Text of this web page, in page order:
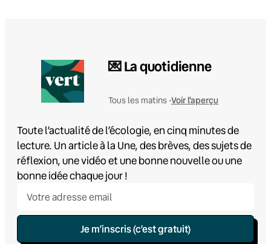
💌 La quotidienne
Tous les matins •Voir l'aperçu
Toute l’actualité de l’écologie, en cinq minutes de
lecture. Un article à la Une, des brèves, des sujets de
réflexion, une vidéo et une bonne nouvelle ou une
bonne idée chaque jour !
Je m’inscris (c’est gratuit)